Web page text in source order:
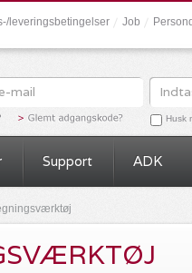
Husk
leveringsbetingelser Job
Support ADK